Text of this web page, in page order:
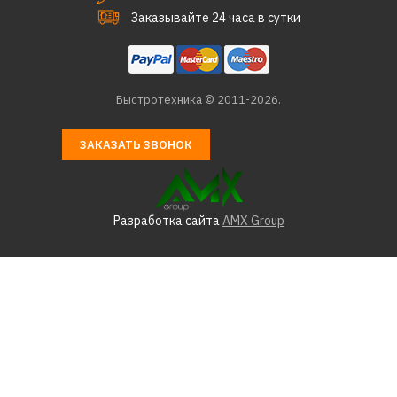
4079р.
КУПИТЬ
Антенна HAMA H-121702
Заказывайте 24 часа в сутки
Быстротехника © 2011-2026.
ЗАКАЗАТЬ ЗВОНОК
Разработка сайтаAMX Group